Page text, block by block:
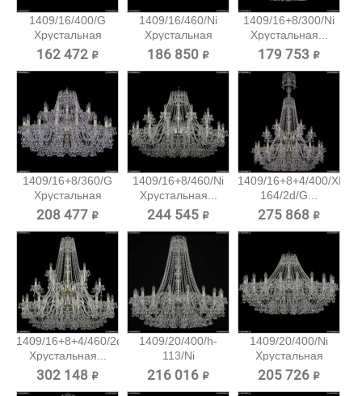
1409/16/400/G
Хрустальная
подвесная...
162 472 ₽
1409/16/460/Ni
Хрустальная
подвесная...
186 850 ₽
1409/16+8/300/Ni
Хрустальная...
179 753 ₽
1409/16+8/360/G
Хрустальная
подвесная...
208 477 ₽
1409/16+8/460/Ni
Хрустальная...
244 545 ₽
1409/16+8+4/400/XL-
164/2d/G...
275 868 ₽
1409/16+8+4/460/2d/G
Хрустальная...
302 148 ₽
1409/20/400/h-
113/Ni
Хрустальная...
216 016 ₽
1409/20/400/Ni
Хрустальная
подвесная...
205 726 ₽